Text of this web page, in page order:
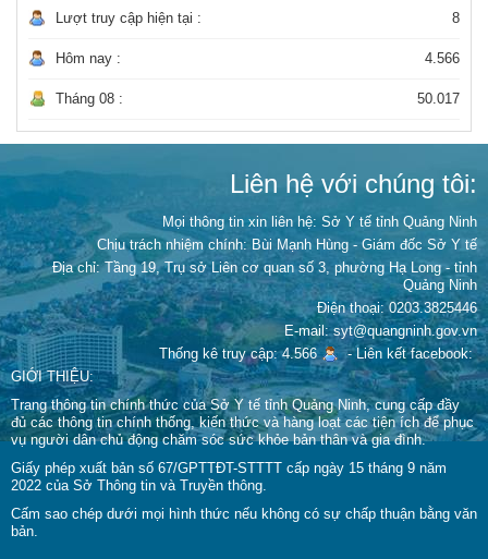
Lượt truy cập hiện tại : 8
Hôm nay : 4.566
Tháng 08 : 50.017
Liên hệ với chúng tôi:
Mọi thông tin xin liên hệ: Sở Y tế tỉnh Quảng Ninh
Chịu trách nhiệm chính: Bùi Mạnh Hùng - Giám đốc Sở Y tế
Địa chỉ: Tầng 19, Trụ sở Liên cơ quan số 3, phường Hạ Long - tỉnh
Quảng Ninh
Điện thoại: 0203.3825446
E-mail: syt@quangninh.gov.vn
Thống kê truy cập: 4.566
-Liên kết facebook:
GIỚI THIỆU:
Trang thông tin chính thức của Sở Y tế tỉnh Quảng Ninh, cung cấp đầy
đủ các thông tin chính thống, kiến thức và hàng loạt các tiện ích để phục
vụ người dân chủ động chăm sóc sức khỏe bản thân và gia đình.
Giấy phép xuất bản số 67/GPTTĐT-STTTT cấp ngày 15 tháng 9 năm
2022 của Sở Thông tin và Truyền thông.
Cấm sao chép dưới mọi hình thức nếu không có sự chấp thuận bằng văn
bản.